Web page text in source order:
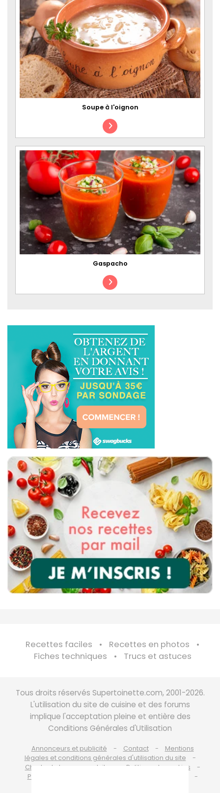
Soupe à l'oignon
Gaspacho
Recettes faciles
Recettes en photos
Fiches techniques
Trucs et astuces
Tous droits réservés Supertoinette.com, 2001-2026.
L'utilisation du site de cuisine et des forums
implique l'acceptation pleine et entière des
Conditions Générales d'Utilisation
Annonceurs et publicité Contact
Mentions
légales et conditions générales d'utilisation du site
Charte de bonne conduite
Politique de cookies
Politique de protection des données personnelles